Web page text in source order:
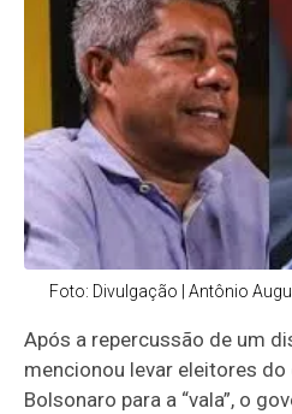
Foto: Divulgação | Antônio
Após a repercussão de um
mencionou levar eleitores
Bolsonaro para a “vala”, o